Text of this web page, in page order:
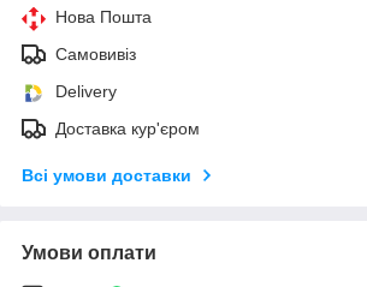
Нова Пошта
Самовивіз
Delivery
Доставка кур'єром
Всі умови доставки
Умови оплати